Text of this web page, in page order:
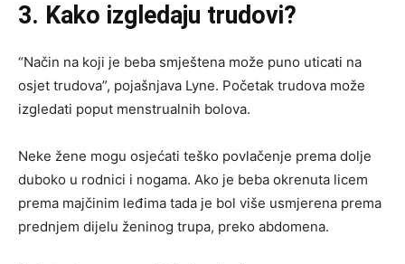
3. Kako izgledaju trudovi?
“Način na koji je beba smještena može puno uticati na
osjet trudova”, pojašnjava Lyne. Početak trudova može
izgledati poput menstrualnih bolova.
Neke žene mogu osjećati teško povlačenje prema dolje
duboko u rodnici i nogama. Ako je beba okrenuta licem
prema majčinim leđima tada je bol više usmjerena prema
prednjem dijelu ženinog trupa, preko abdomena.